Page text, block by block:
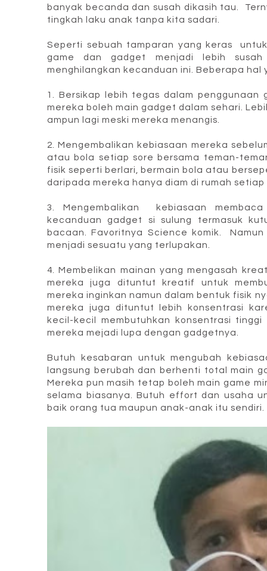
banyak becanda dan susah dikasih tau.
tingkah laku anak tanpa kita sadari.
Seperti sebuah tamparan yang keras
game dan gadget menjadi lebih
menghilangkan kecanduan ini. Beberapa hal
1. Bersikap lebih tegas dalam
mereka boleh main gadget dalam sehari.
ampun lagi meski mereka menangis.
2. Mengembalikan kebiasaan mereka
atau bola setiap sore bersama teman-
fisik seperti berlari, bermain bola atau
daripada mereka hanya diam di rumah
3. Mengembalikan kebiasaan
kecanduan gadget si sulung termasuk
bacaan. Favoritnya Science komik.
menjadi sesuatu yang terlupakan.
4. Membelikan mainan yang mengasah
mereka juga dituntut kreatif untuk
mereka inginkan namun dalam bentuk fisik
mereka juga dituntut lebih konsentrasi
kecil-kecil membutuhkan konsentrasi
mereka mejadi lupa dengan gadgetnya.
Butuh kesabaran untuk mengubah
langsung berubah dan berhenti total main
Mereka pun masih tetap boleh main game
selama biasanya. Butuh effort dan usaha
baik orang tua maupun anak-anak itu sendiri.